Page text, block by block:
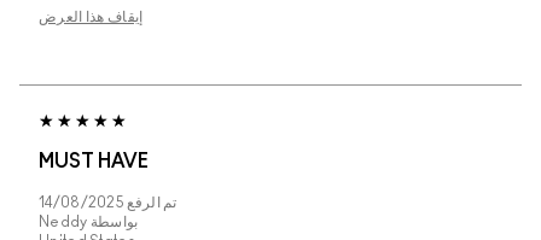
إيقاف هذا العرض
MUST HAVE
تم الرفع 14/08/2025
بواسطة Neddy